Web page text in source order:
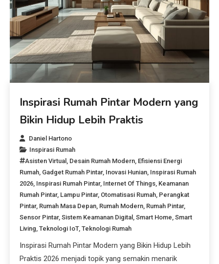
Inspirasi Rumah Pintar Modern yang
Bikin Hidup Lebih Praktis
Daniel Hartono
Inspirasi Rumah
Asisten Virtual , Desain Rumah Modern, Efisiensi Energi
Rumah, Gadget Rumah Pintar, Inovasi Hunian, Inspirasi Rumah
2026, Inspirasi Rumah Pintar, Internet Of Things, Keamanan
Rumah Pintar, Lampu Pintar, Otomatisasi Rumah, Perangkat
Pintar, Rumah Masa Depan, Rumah Modern, Rumah Pintar,
Sensor Pintar,Sistem Keamanan Digital ,Smart Home,Smart
Living,Teknologi IoT,Teknologi Rumah
Inspirasi Rumah Pintar Modern yang Bikin Hidup Lebih
Praktis 2026 menjadi topik yang semakin menarik